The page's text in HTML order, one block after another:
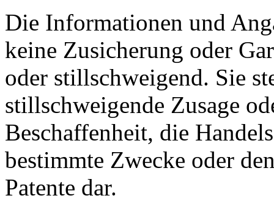
Die Informationen und
keine Zusicherung oder
oder stillschweigend. Sie
stillschweigende Zusage
Beschaffenheit, die
bestimmte Zwecke oder
Patente dar.